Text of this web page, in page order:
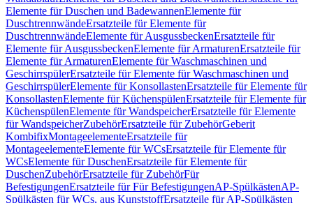
Elemente für Duschen und BadewannenElemente für
DuschtrennwändeErsatzteile für Elemente für
DuschtrennwändeElemente für AusgussbeckenErsatzteile für
Elemente für AusgussbeckenElemente für ArmaturenErsatzteile für
Elemente für ArmaturenElemente für Waschmaschinen und
GeschirrspülerErsatzteile für Elemente für Waschmaschinen und
GeschirrspülerElemente für KonsollastenErsatzteile für Elemente für
KonsollastenElemente für KüchenspülenErsatzteile für Elemente für
KüchenspülenElemente für WandspeicherErsatzteile für Elemente
für WandspeicherZubehörErsatzteile für ZubehörGeberit
KombifixMontageelementeErsatzteile für
MontageelementeElemente für WCsErsatzteile für Elemente für
WCsElemente für DuschenErsatzteile für Elemente für
DuschenZubehörErsatzteile für ZubehörFür
BefestigungenErsatzteile für Für BefestigungenAP-SpülkästenAP-
Spülkästen für WCs, aus KunststoffErsatzteile für AP-Spülkästen